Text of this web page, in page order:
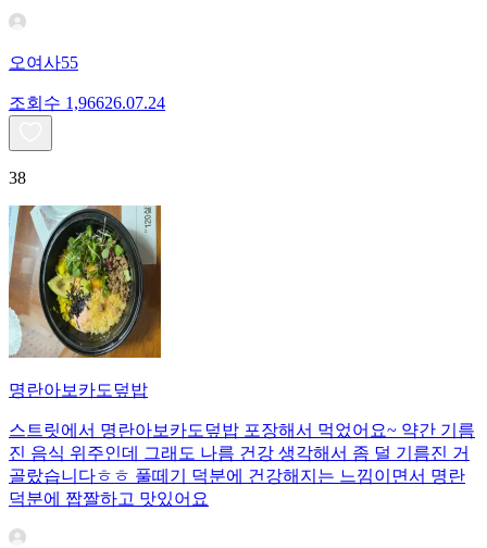
오여사55
조회수 1,96626.07.24
38
명란아보카도덮밥
스트릿에서 명란아보카도덮밥 포장해서 먹었어요~ 약간 기름
진 음식 위주인데 그래도 나름 건강 생각해서 좀 덜 기름진 거
골랐습니다ㅎㅎ 풀떼기 덕분에 건강해지는 느낌이면서 명란
덕분에 짭짤하고 맛있어요